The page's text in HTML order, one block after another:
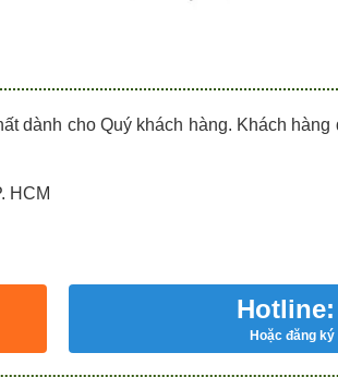
dành cho Quý khách hàng. Khách hàng
HCM
Hotline:
Hoặc đăng